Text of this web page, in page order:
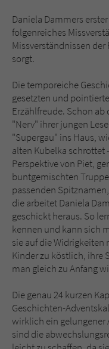
Daniela Dammers
folgenreiches
Missverständnissen
sorgt.
Die temporeiche
gesetzten und
Erzählfreude. Schon ab
"Nerv" ihrer jungen
"Supergau" ins Haus,
alten Kubelka schrottet
Perspektive von Piet,
buntgemischten
passenden
die arbeitet Daniela
geschickt heraus. So
kennen und kann sich
sie auf die Widrigkeiten
Kinder zu köstlich, ihre
man gleich zu Anfang
Die genau 24 kurzen
Geschichten-
wirklich ein gelungener
sind die